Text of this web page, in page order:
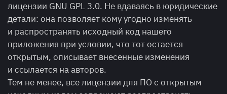
лицензии GNU GPL 3.0. Не вдаваясь в юридические
детали: она позволяет кому угодно изменять
и распространять исходный код нашего
приложения при условии, что тот остается
открытым, описывает внесенные изменения
и ссылается на авторов.
Тем не менее, все лицензии для ПО с открытым